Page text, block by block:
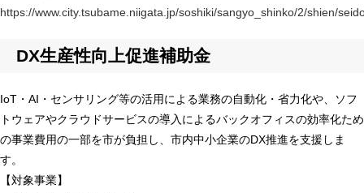
https://www.city.tsubame.niigata.jp/soshiki/sangyo_shinko/2/shien/
DX生産性向上促進補助金
IoT・AI・センサリング等の活用による業務の自動化・省力化や、ソフ
トウェアやクラウドサービスの導入によるバックオフィスの効率化ため
の事業費用の一部を市が負担し、市内中小企業のDX推進を支援しま
す。
【対象事業】